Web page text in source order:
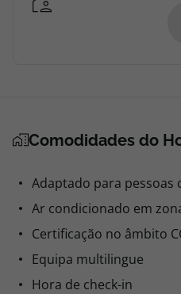
Comodidades do
Adaptado para pessoas
Ar condicionado em
Certificação no âmbito
Equipa multilingue
Hora de check-in